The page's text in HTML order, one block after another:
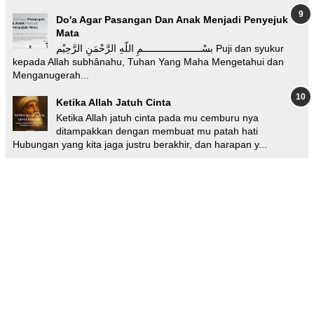
Do'a Agar Pasangan Dan Anak Menjadi Penyejuk
Mata
بسْـــــــــــــــــــــمِ اللّهِ الرَّحْمَنِ الرَّحِيْم Puji dan syukur
kepada Allah subhânahu, Tuhan Yang Maha Mengetahui dan
Menganugerah...
Ketika Allah Jatuh Cinta
Ketika Allah jatuh cinta pada mu cemburu nya
ditampakkan dengan membuat mu patah hati
Hubungan yang kita jaga justru berakhir, dan harapan y...